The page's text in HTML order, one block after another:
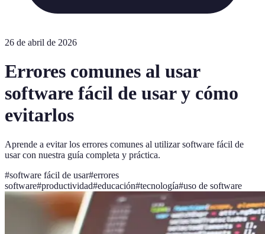
26 de abril de 2026
Errores comunes al usar
software fácil de usar y cómo
evitarlos
Aprende a evitar los errores comunes al utilizar software fácil de
usar con nuestra guía completa y práctica.
#software fácil de usar#errores
software#productividad#educación#tecnología#uso de software